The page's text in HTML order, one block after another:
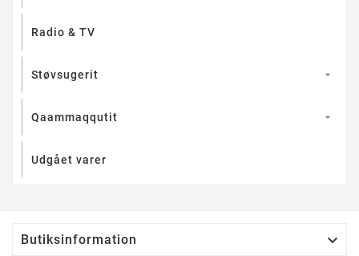
Radio & TV
Støvsugerit 
Qaammaqqutit 
Udgået varer
Butiksinformation 